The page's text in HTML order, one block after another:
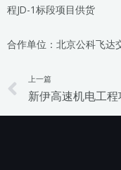
程JD-1标段项目供货
合作单位：北京公科飞达
Prev
上一篇
新伊高速机电工程